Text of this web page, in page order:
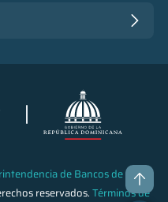
de Bancos de la
reservados.Términos de